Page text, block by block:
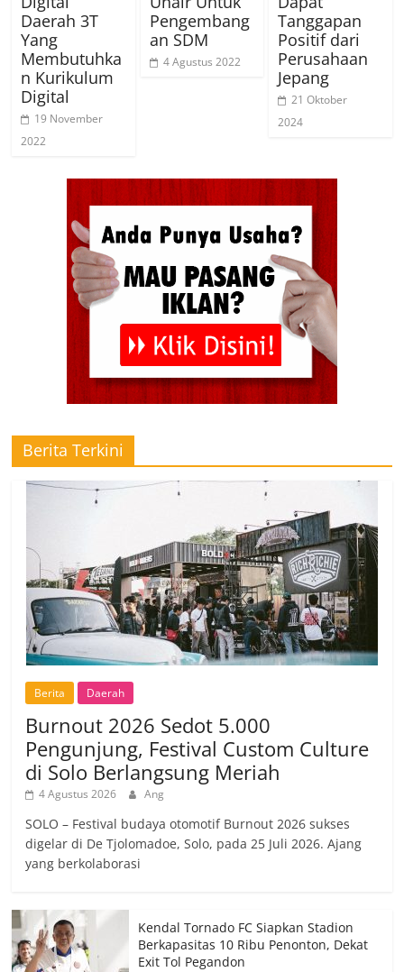
Daerah 3T
Yang
Membutuhka
n Kurikulum
Digital
19 November
2022
Pengembang
an SDM
4 Agustus 2022
Tanggapan
Positif dari
Perusahaan
Jepang
21 Oktober
2024
Berita Terkini
Berita Daerah
Burnout 2026 Sedot 5.000
Pengunjung, Festival Custom Culture
di Solo Berlangsung Meriah
4 Agustus 2026 Ang
SOLO – Festival budaya otomotif Burnout 2026 sukses
digelar di De Tjolomadoe, Solo, pada 25 Juli 2026. Ajang
yang berkolaborasi
Kendal Tornado FC Siapkan Stadion
Berkapasitas 10 Ribu Penonton, Dekat
Exit Tol Pegandon